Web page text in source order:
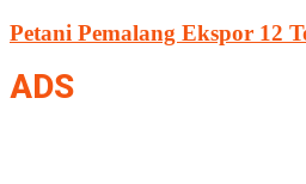
Petani Pemalang Ekspor 12
ADS